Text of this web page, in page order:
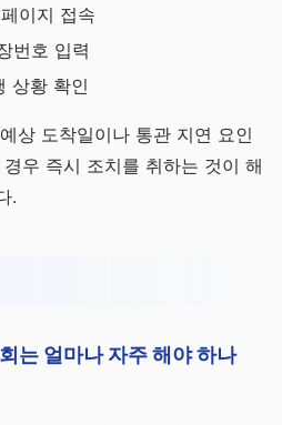
이지 접속
번호 입력
상황 확인
상 도착일이나 통관 지연 요인
우 즉시 조치를 취하는 것이 해
.
는 얼마나 자주 해야 하나